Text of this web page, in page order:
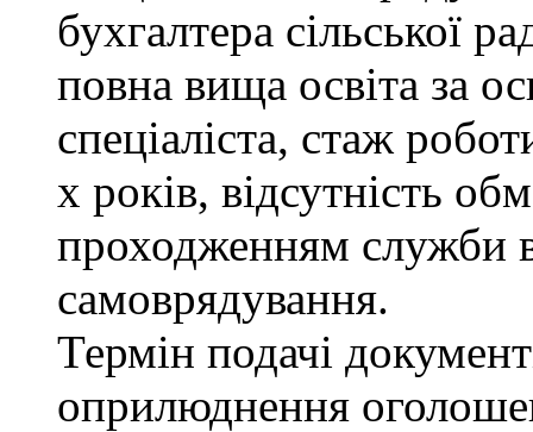
бухгалтера сільської
повна вища освіта за
спеціаліста, стаж
х років, відсутність
проходженням служби
самоврядування.
Термін подачі
оприлюднення